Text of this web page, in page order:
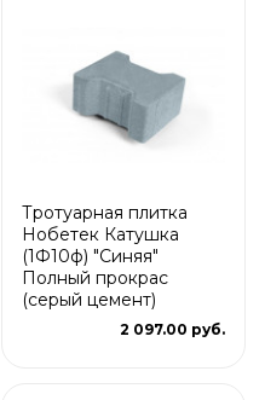
Тротуарная плитка
Нобетек Катушка
(1Ф10ф) "Синяя"
Полный прокрас
(серый цемент)
2 097.00 руб.